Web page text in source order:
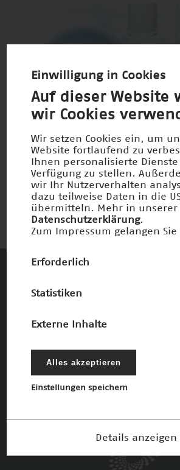
Glass-Bubble-Dämmung
Nominiert 2020
Diese Unternehmen und
fördern den Deutschen
Die Förderer
Einwilligung in Cookies
Auf dieser Website
wir Cookies
Wir setzen Cookies ein, um
Website fortlaufend zu
Ihnen personalisierte Dienste
Verfügung zu stellen.
wir Ihr Nutzerverhalten
dazu teilweise Daten in die
übermitteln. Mehr in unserer
Datenschutzerklärung.
Zum Impressum gelangen Sie
Erforderlich
Statistiken
Externe Inhalte
Alles akzeptieren
Einstellungen speichern
Details anzeigen